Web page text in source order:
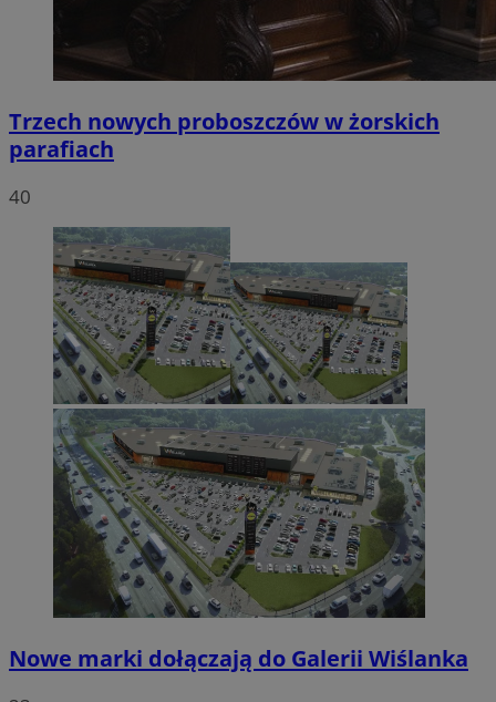
Trzech nowych proboszczów w żorskich
parafiach
40
Nowe marki dołączają do Galerii Wiślanka